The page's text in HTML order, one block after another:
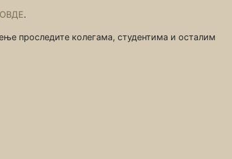
ОВДЕ.
проследите колегама, студентима и осталим